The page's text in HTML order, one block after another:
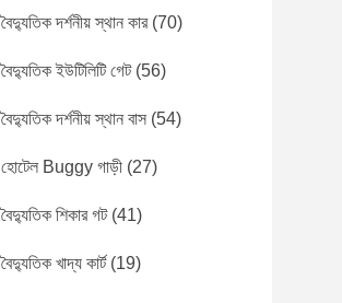
বৈদ্যুতিক দর্শনীয় স্থান কার(70)
বৈদ্যুতিক ইউটিলিটি গেট(56)
বৈদ্যুতিক দর্শনীয় স্থান বাস (54)
হোটেল Buggy গাড়ী (27)
বৈদ্যুতিক শিকার গট(41)
বৈদ্যুতিক খাদ্য কার্ট(19)